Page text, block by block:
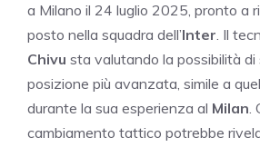
a Milano il 24 luglio 2025, pronto a
posto nella squadra dell’Inter. Il
Chivu sta valutando la possibilità di
posizione più avanzata, simile a
durante la sua esperienza al Milan.
cambiamento tattico potrebbe